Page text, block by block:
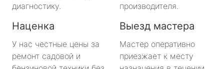
диагностику.
производителя.
Наценка
У нас честные цены за
ремонт садовой и
Выезд мастера
Мастер оперативно
приезжает к месту